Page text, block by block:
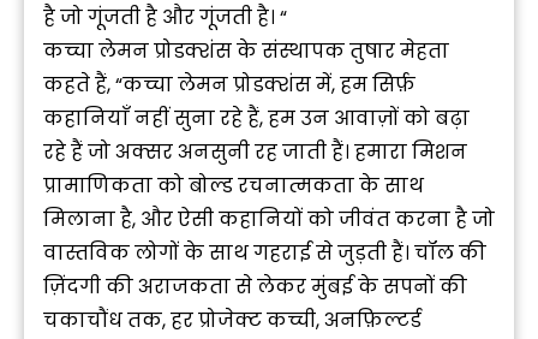
है जो गूंजती है और गूंजती है। “
कच्चा लेमन प्रोडक्शंस के संस्थापक तुषार मेहता
कहते हैं, “कच्चा लेमन प्रोडक्शंस में, हम सिर्फ़
कहानियाँ नहीं सुना रहे हैं, हम उन आवाज़ों को बढ़ा
रहे हैं जो अक्सर अनसुनी रह जाती हैं। हमारा मिशन
प्रामाणिकता को बोल्ड रचनात्मकता के साथ
मिलाना है, और ऐसी कहानियों को जीवंत करना है जो
वास्तविक लोगों के साथ गहराई से जुड़ती हैं। चॉल की
ज़िंदगी की अराजकता से लेकर मुंबई के सपनों की
चकाचौंध तक, हर प्रोजेक्ट कच्ची, अनफ़िल्टर्ड